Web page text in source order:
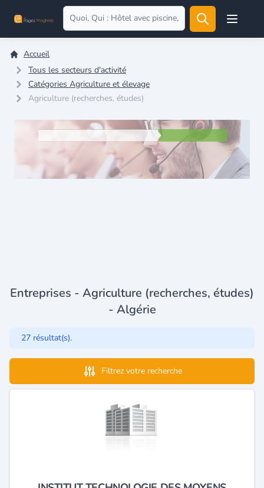
Open
Accueil
Tous les secteurs d'activité
Catégories Agriculture et élevage
Agriculture (recherches, études)
Entreprises - Agriculture (recherches, études)
- Algérie
27 résultat(s).
Filtrez votre recherche